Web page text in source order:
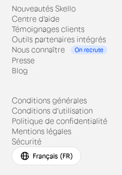
Nouveautés Skello
Centre d'aide
Témoignages clients
Outils partenaires intégrés
Nous connaître
On recrute
Presse
Blog
Conditions générales
Conditions d'utilisation
Politique de confidentialité
Mentions légales
Sécurité
Français (FR)